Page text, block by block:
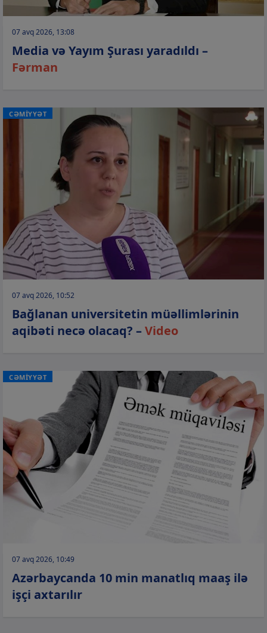
07 avq 2026, 13:08
Media və Yayım Şurası yaradıldı –
Fərman
CƏMİYYƏT
07 avq 2026, 10:52
Bağlanan universitetin müəllimlərinin
aqibəti necə olacaq? –Video
CƏMİYYƏT
07 avq 2026, 10:49
Azərbaycanda 10 min manatlıq maaş ilə
işçi axtarılır